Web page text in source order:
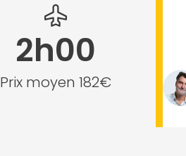
2h00
Prix moyen 182€